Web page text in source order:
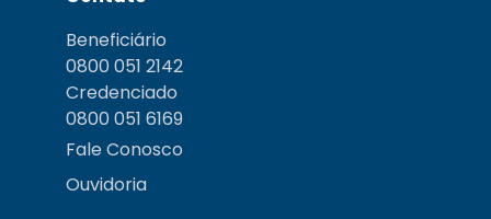
Beneficiário
0800 051 2142
Credenciado
0800 051 6169
Fale Conosco
Ouvidoria